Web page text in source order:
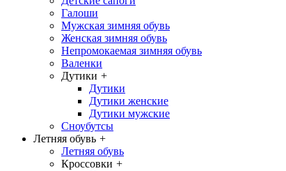
Галоши
Мужская зимняя обувь
Женская зимняя обувь
Непромокаемая зимняя обувь
Валенки
Дутики +
Дутики
Дутики женские
Дутики мужские
Сноубутсы
Летняя обувь +
Летняя обувь
Кроссовки +